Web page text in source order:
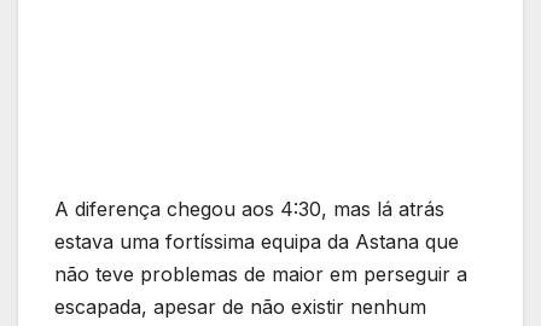
A diferença chegou aos 4:30, mas lá atrás
estava uma fortíssima equipa da Astana que
não teve problemas de maior em perseguir a
escapada, apesar de não existir nenhum